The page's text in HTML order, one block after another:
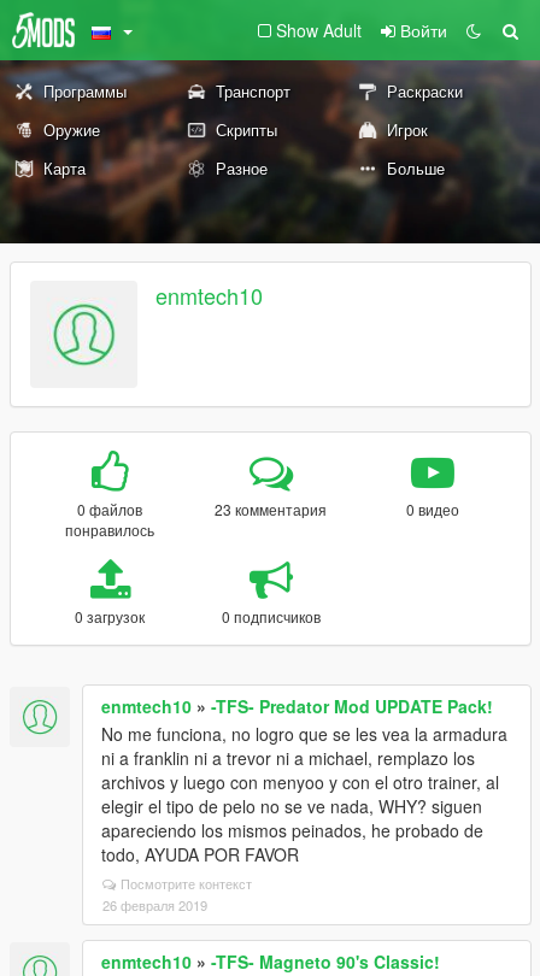
Show Adult Войти
Программы Транспорт
Раскраски
Оружие
Скрипты
Игрок
Карта
Разное Больше
enmtech10
0 файлов
понравилось
23 комментария 0 видео
0 загрузок 0 подписчиков
enmtech10 » -TFS- Predator Mod UPDATE Pack!
No me funciona, no logro que se les vea la armadura
ni a franklin ni a trevor ni a michael, remplazo los
archivos y luego con menyoo y con el otro trainer, al
elegir el tipo de pelo no se ve nada, WHY? siguen
apareciendo los mismos peinados, he probado de
todo, AYUDA POR FAVOR
Посмотрите контекст
26 февраля 2019
enmtech10 » -TFS- Magneto 90's Classic!